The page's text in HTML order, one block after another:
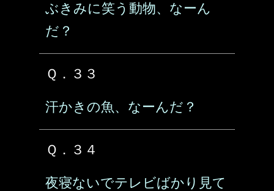
ぶきみに笑う動物、なーん
だ？
Ｑ．３３
汗かきの魚、なーんだ？
Ｑ．３４
夜寝ないでテレビばかり見て